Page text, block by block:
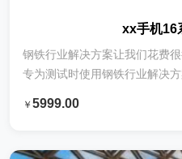
xx手机16
钢铁行业解决方案让我们花费
专为测试时使用钢铁行业解决
钢铁行业解决方案让我们花费
￥ 5999.00